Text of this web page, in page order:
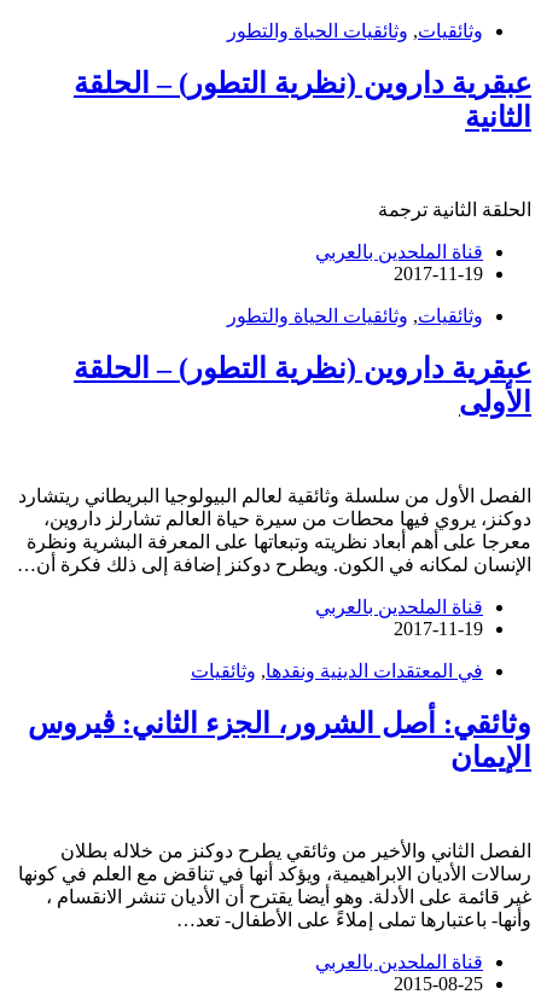
وثائقيات, وثائقيات الحياة والتطور
عبقرية داروين (نظرية التطور) – الحلقة
الثانية
الحلقة الثانية ترجمة
قناة الملحدين بالعربي
2017-11-19
وثائقيات, وثائقيات الحياة والتطور
عبقرية داروين (نظرية التطور) – الحلقة
الأولى
الفصل الأول من سلسلة وثائقية لعالم البيولوجيا البريطاني ريتشارد
دوكنز، يروي فيها محطات من سيرة حياة العالم تشارلز داروين،
معرجا على أهم أبعاد نظريته وتبعاتها على المعرفة البشرية ونظرة
الإنسان لمكانه في الكون. ويطرح دوكنز إضافة إلى ذلك فكرة أن…
قناة الملحدين بالعربي
2017-11-19
في المعتقدات الدينية ونقدها, وثائقيات
وثائقي: أصل الشرور، الجزء الثاني: ڤيروس
الإيمان
الفصل الثاني والأخير من وثائقي يطرح دوكنز من خلاله بطلان
رسالات الأديان الابراهيمية، ويؤكد أنها في تناقض مع العلم في كونها
غير قائمة على الأدلة. وهو أيضا يقترح أن الأديان تنشر الانقسام ،
وأنها- باعتبارها تملى إملاءً على الأطفال- تعد…
قناة الملحدين بالعربي
2015-08-25